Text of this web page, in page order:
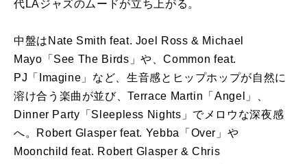
代LAジャズのムードが立ち上がる。
中盤はNate Smith feat. Joel Ross & Michael
Mayo「See The Birds」や、Common feat.
PJ「Imagine」など、生音感とヒップホップが自然に
溶け合う楽曲が並び、Terrace Martin「Angel」、
Dinner Party「Sleepless Nights」でメロウな深夜感
へ。Robert Glasper feat. Yebba「Over」や
Moonchild feat. Robert Glasper & Chris